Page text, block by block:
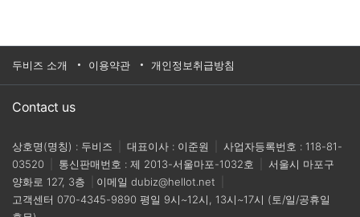
두비즈 소개 이용약관 개인정보취급방침
Contact us
상호명(명칭) : 두비즈 대표이사 : 이준원
사업자등록번호 : 118-81-
03520
통신판매번호 : 제 2013-서울마포-1032호
서울시 마포구
양화로 127, 3층
이메일 dubiz@hellot.net
고객센터 070-4345-9890 평일 9시~12시, 13시~17시 (토/일/공휴일